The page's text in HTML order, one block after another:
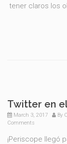
tener claros los
Twitter en
March 3, 2017 By
Comments
¡Periscope llegó